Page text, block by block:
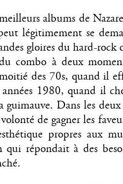
albums de
légitimement se
gloires du hard-rock
combo à deux
des 70s, quand il
1980, quand il
guimauve. Dans les
de gagner les
propres aux
qui répondait à des